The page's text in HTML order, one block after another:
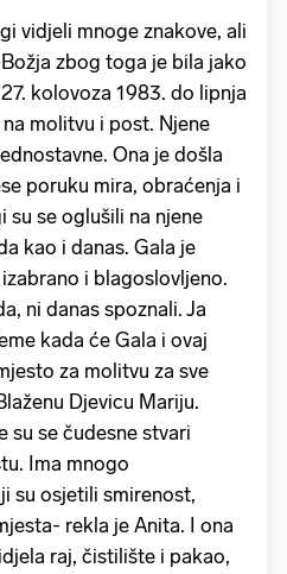
vidjeli mnoge znakove, ali
zbog toga je bila jako
kolovoza 1983. do lipnja
molitvu i post. Njene
Ona je došla
poruku mira, obraćenja i
su se oglušili na njene
kao i danas. Gala je
i blagoslovljeno.
ni danas spoznali. Ja
kada će Gala i ovaj
za molitvu za sve
Djevicu Mariju.
su se čudesne stvari
Ima mnogo
su osjetili smirenost,
rekla je Anita. I ona
raj, čistilište i pakao,